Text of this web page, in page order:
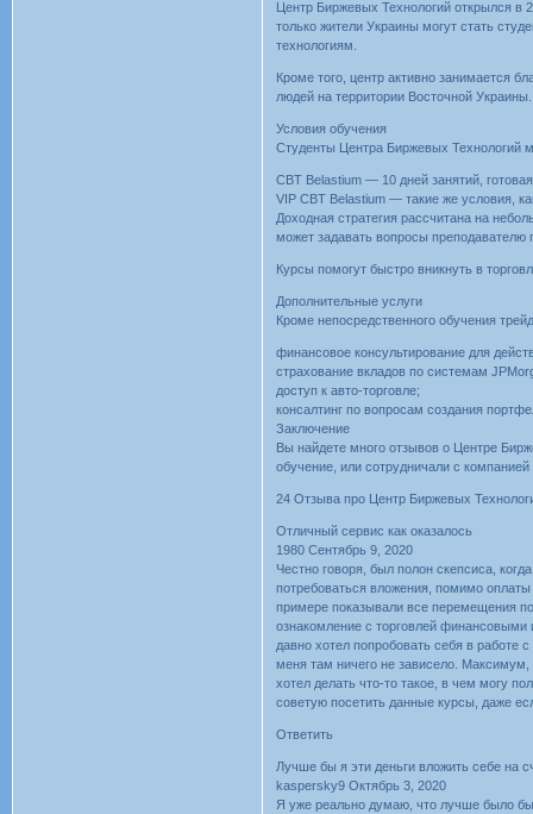
Центр Биржевых Технологий открылся в
только жители Украины могут стать
технологиям.
Кроме того, центр активно занимается
людей на территории Восточной Украины.
Условия обучения
Студенты Центра Биржевых Технологий
CBT Belastium — 10 дней занятий,
VIP CBT Belastium — такие же условия,
Доходная стратегия рассчитана на
может задавать вопросы преподавателю
Курсы помогут быстро вникнуть в
Дополнительные услуги
Кроме непосредственного обучения
финансовое консультирование для
страхование вкладов по системам
доступ к авто-торговле;
консалтинг по вопросам создания
Заключение
Вы найдете много отзывов о Центре
обучение, или сотрудничали с
24 Отзыва про Центр Биржевых
Отличный сервис как оказалось
1980 Сентябрь 9, 2020
Честно говоря, был полон скепсиса,
потребоваться вложения, помимо
примере показывали все перемещения
ознакомление с торговлей
давно хотел попробовать себя в
меня там ничего не зависело.
хотел делать что-то такое, в чем могу
советую посетить данные курсы, даже
Ответить
Лучше бы я эти деньги вложить себе на
kaspersky9 Октябрь 3, 2020
Я уже реально думаю, что лучше было бы